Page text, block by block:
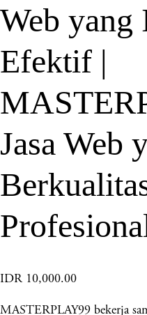
Web yang
Efektif |
Jasa Web
IDR 10,000.00
MASTERPLAY99 bekerja